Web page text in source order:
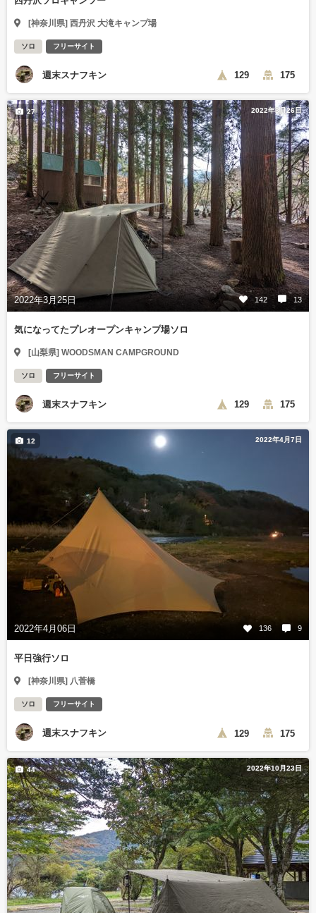
[神奈川県] 西丹沢 大滝キャンプ場
ソロ フリーサイト
週末スナフキン 129 175
2022年3月26日
2022年3月25日 142 13
27
気になってたプレオープンキャンプ場ソロ
[山梨県] WOODSMAN CAMPGROUND
ソロ フリーサイト
週末スナフキン 129 175
2022年4月7日
2022年4月06日 136 9
12
平日強行ソロ
[神奈川県] 八菅橋
ソロ フリーサイト
週末スナフキン 129 175
2022年10月23日
44